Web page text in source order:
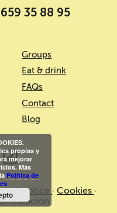
35 88 95
Groups
Eat & drink
FAQs
Contact
Blog
notice · Cookies ·
propias y
mejorar
Más
Política de